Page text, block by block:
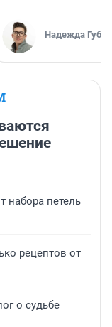
Надежда
набора петель
рецептов от
о судьбе